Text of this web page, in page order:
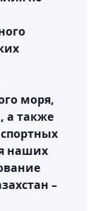
моря,
а также
наших
–